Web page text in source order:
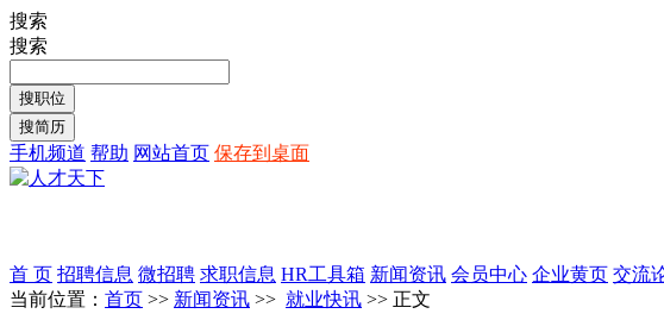
搜索
搜索
手机频道 帮助 网站首页 保存到桌面
首 页 招聘信息 微招聘 求职信息 HR工具箱 新闻资讯 会员中心 企业黄页 交流
当前位置： 首页 >> 新闻资讯 >> 就业快讯 >> 正文